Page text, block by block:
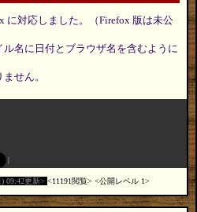
に対応しました。（Firefox 版は未公
名に日付とブラウザ名を含むように
せん。
) 09:42更新 11191閲覧 公開レベル 1